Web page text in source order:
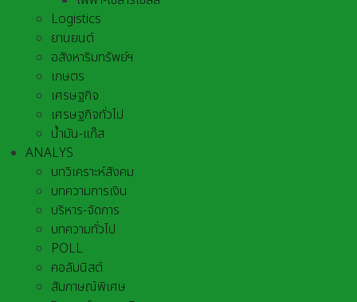
Logistics
ยานยนต์
อสังหาริมทรัพย์ฯ
เกษตร
เศรษฐกิจ
เศรษฐกิจทั่วไป
น้ำมัน-แก๊ส
ANALYS
บทวิเคราะห์สังคม
บทความการเงิน
บริหาร-จัดการ
บทความทั่วไป
POLL
คอลัมนิสต์
สัมภาษณ์พิเศษ